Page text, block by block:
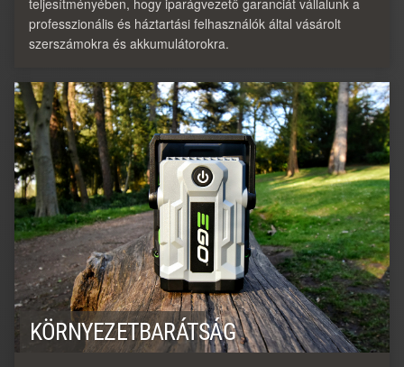
teljesítményében, hogy iparágvezető garanciát vállalunk a
professzionális és háztartási felhasználók által vásárolt
szerszámokra és akkumulátorokra.
KÖRNYEZETBARÁTSÁG